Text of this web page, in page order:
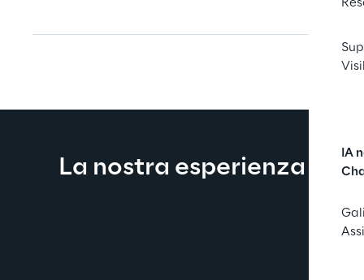
IA
La nostra esperienza